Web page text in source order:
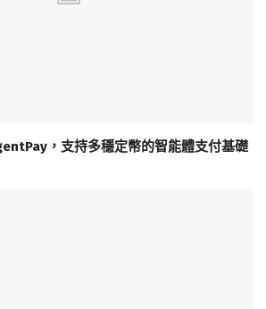
，支持多穩定幣的智能體支付基礎